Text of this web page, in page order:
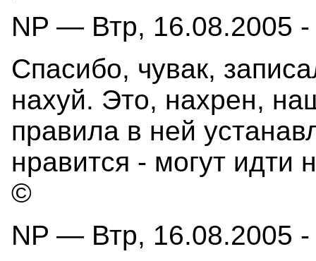
NP — Втр, 16.08.2005 -
Спасибо, чувак,
нахуй. Это, нахрен,
правила в ней
нравится - могут идти
©
NP — Втр, 16.08.2005 -